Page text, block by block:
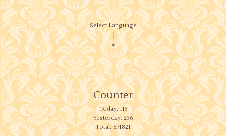
Select Language
▼
Counter
Today:115
Yesterday:236
Total:671821